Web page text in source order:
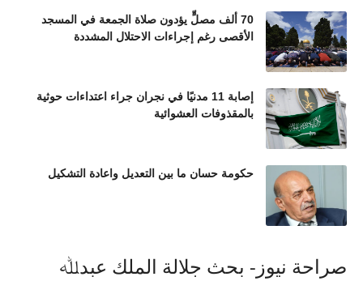
70 ألف مصلٍّ يؤدون صلاة الجمعة في المسجد
الأقصى رغم إجراءات الاحتلال المشددة
إصابة 11 مدنيًا في نجران جراء اعتداءات حوثية
بالمقذوفات العشوائية
حكومة حسان ما بين التعديل واعادة التشكيل
صراحة نيوز- بحث جلالة الملك عبدﷲ